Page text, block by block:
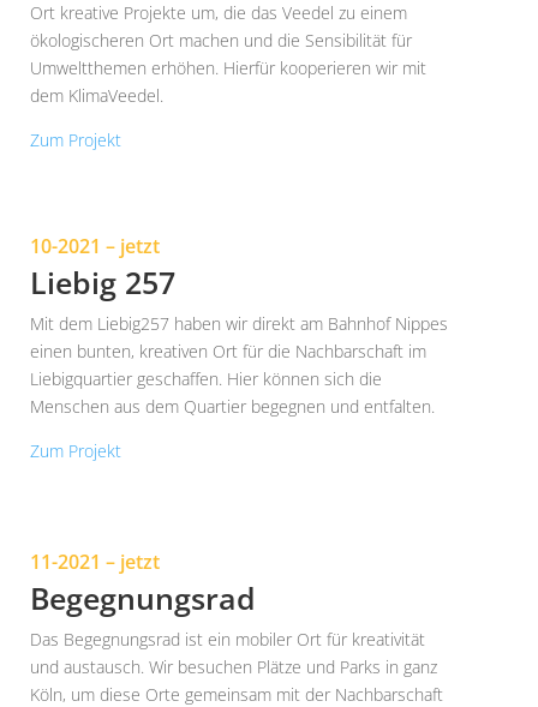
Ort kreative Projekte um, die das Veedel zu einem
ökologischeren Ort machen und die Sensibilität für
Umweltthemen erhöhen. Hierfür kooperieren wir mit
dem KlimaVeedel.
Zum Projekt
10-2021 – jetzt
Liebig 257
Mit dem Liebig257 haben wir direkt am Bahnhof Nippes
einen bunten, kreativen Ort für die Nachbarschaft im
Liebigquartier geschaffen. Hier können sich die
Menschen aus dem Quartier begegnen und entfalten.
Zum Projekt
11-2021 – jetzt
Begegnungsrad
Das Begegnungsrad ist ein mobiler Ort für kreativität
und austausch. Wir besuchen Plätze und Parks in ganz
Köln, um diese Orte gemeinsam mit der Nachbarschaft